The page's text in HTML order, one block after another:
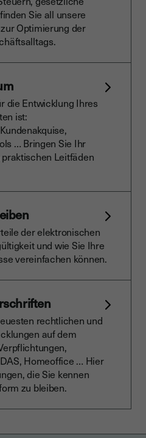
Sie all unsere
Optimierung der
die Entwicklung Ihres
ist:
… Bringen Sie Ihr
Leitfäden
der elektronischen
und wie Sie Ihre
vereinfachen können.
rechtlichen und
auf dem
Homeoffice … Hier
die Sie kennen
zu bleiben.